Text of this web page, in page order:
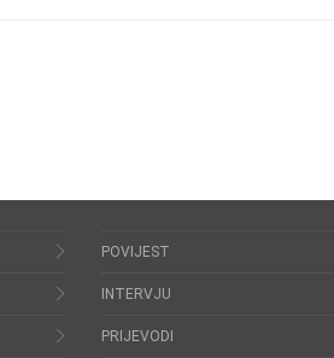
POVIJEST
INTERVJU
PRIJEVODI